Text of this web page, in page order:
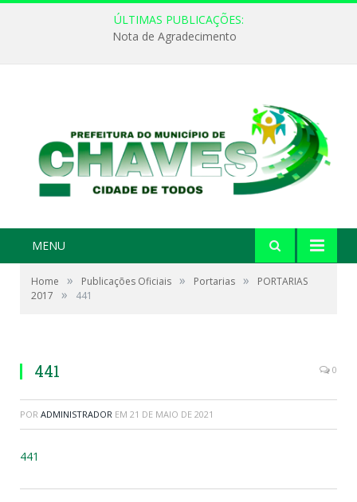
ÚLTIMAS PUBLICAÇÕES:
Nota de Agradecimento
MENU
Home » Publicações Oficiais » Portarias »
PORTARIAS
2017
» 441
441 0
POR ADMINISTRADOR EM 21 DE MAIO DE 2021
441